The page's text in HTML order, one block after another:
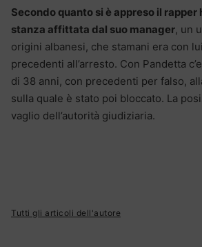
Secondo quanto si è appreso il rapper
stanza affittata dal suo manager, un
origini albanesi, che stamani era con
precedenti all’arresto. Con Pandetta
di 38 anni, con precedenti per falso,
sulla quale è stato poi bloccato. La
vaglio dell’autorità giudiziaria.
Tutti gli articoli dell'autore